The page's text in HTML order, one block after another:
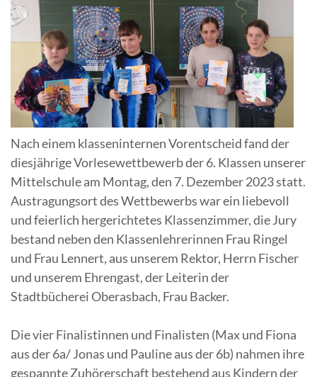
Nach einem klasseninternen Vorentscheid fand der
diesjährige Vorlesewettbewerb der 6. Klassen unserer
Mittelschule am Montag, den 7. Dezember 2023 statt.
Austragungsort des Wettbewerbs war ein liebevoll
und feierlich hergerichtetes Klassenzimmer, die Jury
bestand neben den Klassenlehrerinnen Frau Ringel
und Frau Lennert, aus unserem Rektor, Herrn Fischer
und unserem Ehrengast, der Leiterin der
Stadtbücherei Oberasbach, Frau Backer.
Die vier Finalistinnen und Finalisten (Max und Fiona
aus der 6a/ Jonas und Pauline aus der 6b) nahmen ihre
gespannte Zuhörerschaft bestehend aus Kindern der